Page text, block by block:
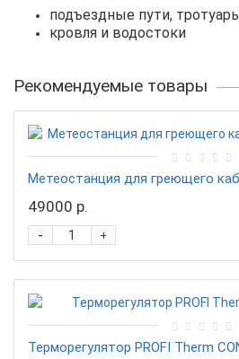
подъездные пути,
кровля и водостоки
Рекомендуемые товары
Метеостанция для греющего
49000 р.
+
-
Терморегулятор PROFI Therm